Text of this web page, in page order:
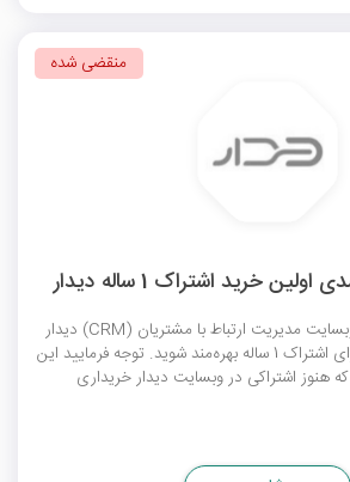
با استفاده از این کد در وبسایت مدیریت ارتباط با مشتریان (CRM) دیدار
از تخفیف 21 درصدی برای اشتراک 1 ساله بهره‌مند شوید. توجه فرمایید این
هنوز اشتراکی در وبسایت دیدار خریداری
منقضی شده